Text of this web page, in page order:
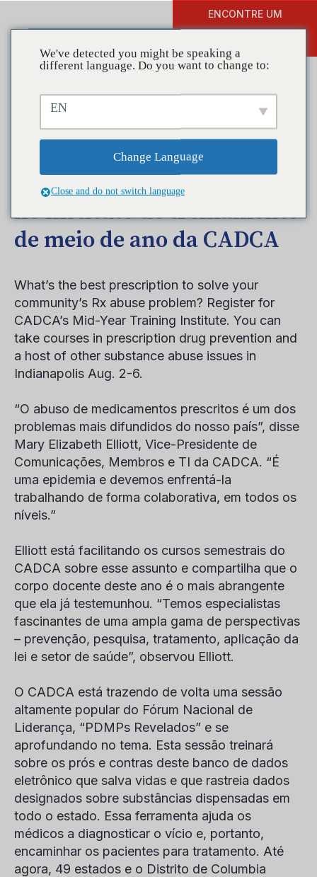
ENCONTRE UM
Aprenda estratégias para
reduzir o abuso de
medicamentos prescritos
no instituto de treinamento
de meio de ano da CADCA
What’s the best prescription to solve your
community’s Rx abuse problem? Register for
CADCA’s Mid-Year Training Institute. You can
take courses in prescription drug prevention and
a host of other substance abuse issues in
Indianapolis Aug. 2-6.
“O abuso de medicamentos prescritos é um dos
problemas mais difundidos do nosso país”, disse
Mary Elizabeth Elliott, Vice-Presidente de
Comunicações, Membros e TI da CADCA. “É
uma epidemia e devemos enfrentá-la
trabalhando de forma colaborativa, em todos os
níveis.”
Elliott está facilitando os cursos semestrais do
CADCA sobre esse assunto e compartilha que o
corpo docente deste ano é o mais abrangente
que ela já testemunhou. “Temos especialistas
fascinantes de uma ampla gama de perspectivas
– prevenção, pesquisa, tratamento, aplicação da
lei e setor de saúde”, observou Elliott.
O CADCA está trazendo de volta uma sessão
altamente popular do Fórum Nacional de
Liderança, “PDMPs Revelados” e se
aprofundando no tema. Esta sessão treinará
sobre os prós e contras deste banco de dados
eletrônico que salva vidas e que rastreia dados
designados sobre substâncias dispensadas em
todo o estado. Essa ferramenta ajuda os
médicos a diagnosticar o vício e, portanto,
encaminhar os pacientes para tratamento. Até
agora, 49 estados e o Distrito de Columbia
We've detected you might be speaking a
different language. Do you want to change to:
EN
Change Language
Close and do not switch language